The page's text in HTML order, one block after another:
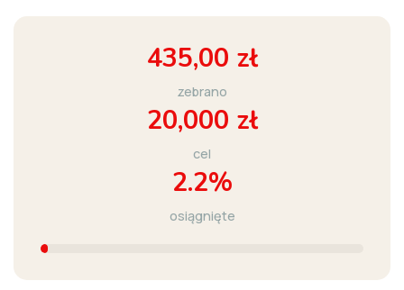
435,00 zł
zebrano
20,000 zł
cel
2.2%
osiągnięte